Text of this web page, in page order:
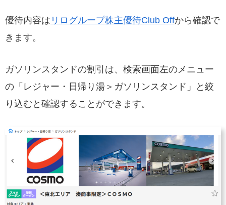
優待内容は リログループ株主優待Club Offから確認で
きます。
ガソリンスタンドの割引は、検索画面左のメニュー
の「レジャー・日帰り湯＞ガソリンスタンド」と絞
り込むと確認することができます。